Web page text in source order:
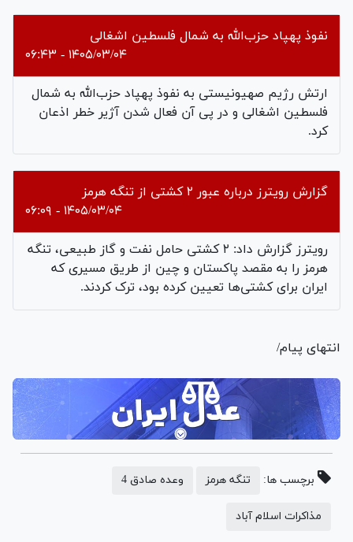
نفوذ پهپاد حزب‌الله به شمال فلسطین اشغالی
۱۴۰۵/۰۳/۰۴ - ۰۶:۴۳
ارتش رژیم صهیونیستی به نفوذ پهپاد حزب‌الله به شمال
فلسطین اشغالی و در پی آن فعال شدن آژير خطر اذعان
کرد.
گزارش رویترز درباره عبور ۲ کشتی از تنگه هرمز
۱۴۰۵/۰۳/۰۴ - ۰۶:۰۹
رویترز گزارش داد: ۲ کشتی حامل نفت و گاز طبیعی، تنگه
هرمز را به مقصد پاکستان و چین از طریق مسیری که
ایران برای کشتی‌ها تعیین کرده بود، ترک کردند.
انتهای پیام/
برچسب ها: تنگه هرمز وعده صادق 4
مذاکرات اسلام آباد